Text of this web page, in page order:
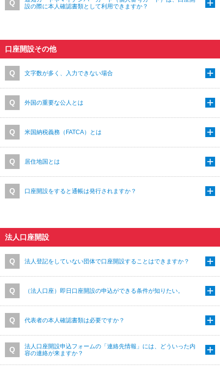
設の際に本人確認書類として利用できますか？
口座開設その他
文字数が多く、入力できない場合
外国の重要な公人とは
米国納税義務（FATCA）とは
居住地国とは
口座開設をすると通帳は発行されますか？
法人口座開設
法人登記をしていない団体で口座開設することはできますか？
（法人口座）即日口座開設の申込ができる条件が知りたい。
代表者の本人確認書類は必要ですか？
法人口座開設申込フォームの「連絡先情報」には、どういった内
容の連絡が来ますか？